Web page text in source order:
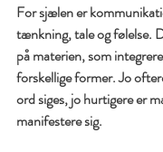
For sjælen er
tænkning, tale og følelse.
på materien, som
forskellige former. Jo
ord siges, jo hurtigere er
manifestere sig.